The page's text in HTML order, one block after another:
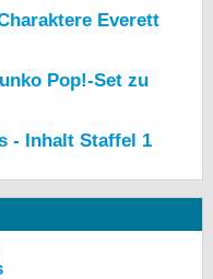
Everett
Pop!-Set zu
- Inhalt Staffel 1